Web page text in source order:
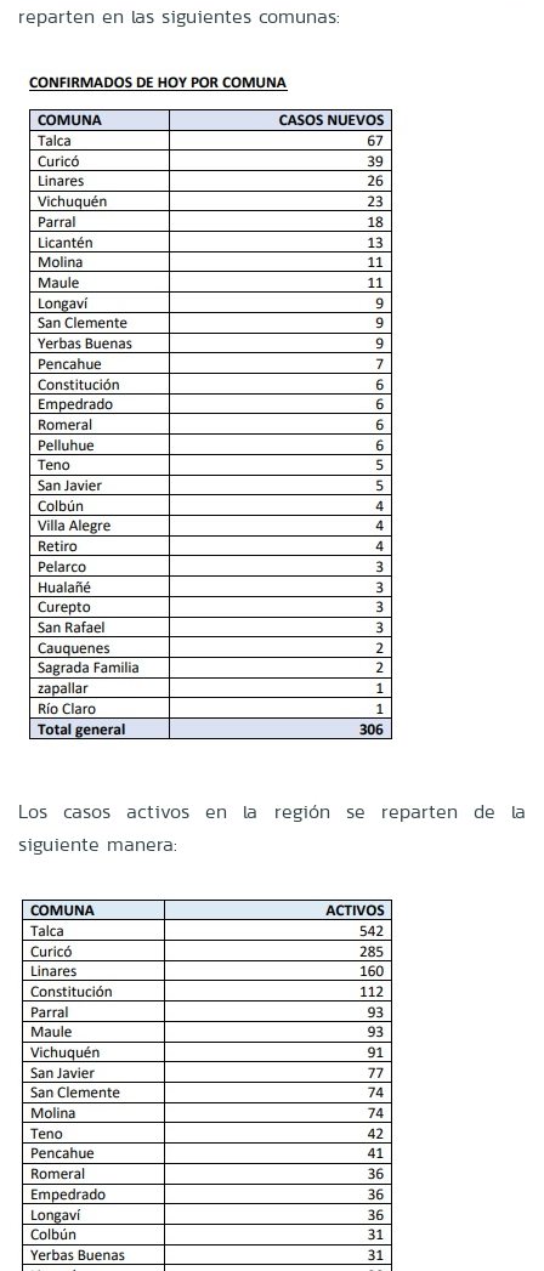
reparten en las siguientes comunas:
Los casos activos en la región se reparten de la
siguiente manera: